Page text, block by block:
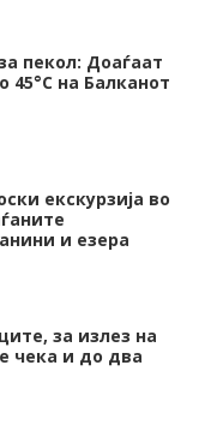
пекол: Доаѓаат
45°C на Балканот
екскурзија во
и езера
за излез на
чека и до два